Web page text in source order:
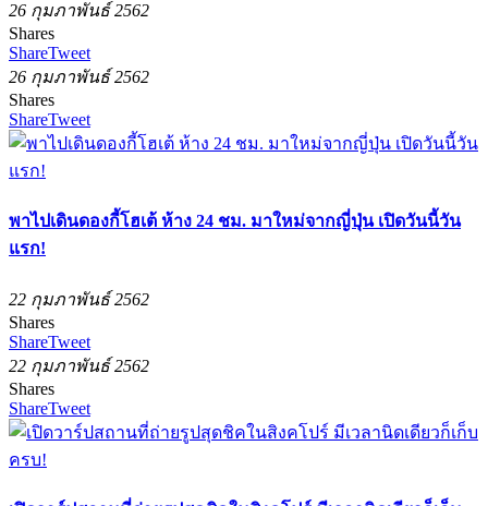
26 กุมภาพันธ์ 2562
Shares
ShareTweet
26 กุมภาพันธ์ 2562
Shares
ShareTweet
พาไปเดินดองกี้โฮเต้ ห้าง 24 ชม. มาใหม่จากญี่ปุ่น เปิดวันนี้วัน
แรก!
22 กุมภาพันธ์ 2562
Shares
ShareTweet
22 กุมภาพันธ์ 2562
Shares
ShareTweet